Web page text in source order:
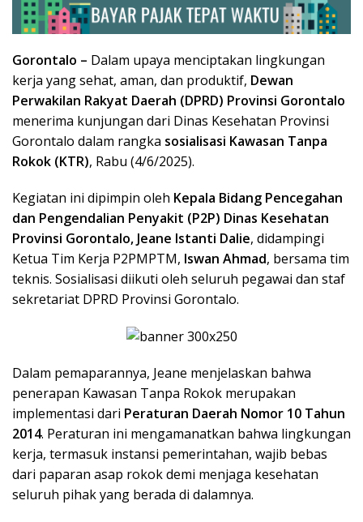
Gorontalo – Dalam upaya menciptakan lingkungan
kerja yang sehat, aman, dan produktif, Dewan
Perwakilan Rakyat Daerah (DPRD) Provinsi Gorontalo
menerima kunjungan dari Dinas Kesehatan Provinsi
Gorontalo dalam rangka sosialisasi Kawasan Tanpa
Rokok (KTR), Rabu (4/6/2025).
Kegiatan ini dipimpin oleh Kepala Bidang Pencegahan
dan Pengendalian Penyakit (P2P) Dinas Kesehatan
Provinsi Gorontalo, Jeane Istanti Dalie, didampingi
Ketua Tim Kerja P2PMPTM, Iswan Ahmad, bersama tim
teknis. Sosialisasi diikuti oleh seluruh pegawai dan staf
sekretariat DPRD Provinsi Gorontalo.
Dalam pemaparannya, Jeane menjelaskan bahwa
penerapan Kawasan Tanpa Rokok merupakan
implementasi dari Peraturan Daerah Nomor 10 Tahun
2014. Peraturan ini mengamanatkan bahwa lingkungan
kerja, termasuk instansi pemerintahan, wajib bebas
dari paparan asap rokok demi menjaga kesehatan
seluruh pihak yang berada di dalamnya.